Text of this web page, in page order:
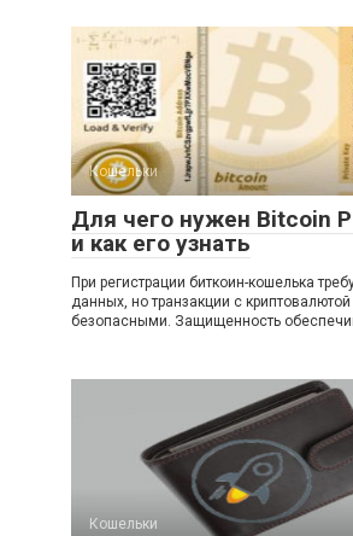
Кошельки
Для чего нужен Bitcoin
и как его узнать
При регистрации биткоин-кошелька
данных, но транзакции с
безопасными. Защищенность
Кошельки